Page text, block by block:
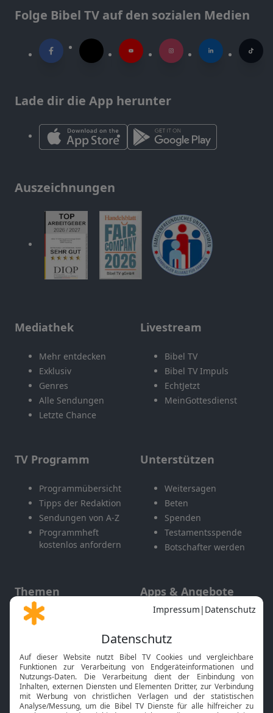
Folge Bibel TV auf den sozialen Medien
Lade dir die App herunter
Auszeichnungen
Mediathek
Mehr entdecken
Exklusiv
Genres
Alle Sendungen
Letzte Chance
Livestream
Bibel TV
Bibel TV Impuls
EchtJetzt
MeinGottesdienst
TV Programm
Programmübersicht
Tipps der Redaktion
Sendungen von A-Z
Programmheft
kostenlos anfordern
Unterstützen
Weitersagen
Beten
Spenden
Testamentsspende
Botschafter werden
Themen
Gott und Bibel erklärt
Neuigkeiten
Apps & Angebote
Mobile App
Smart TV
HbbTV
Bibelthek Online-Bibel
Nächster Gottesdienst